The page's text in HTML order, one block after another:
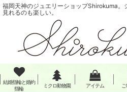
福岡天神のジュエリーショップShirokuma
見れるのも楽しい。
結婚指輪と婚約
指輪
ミクロ動物園 アイテム